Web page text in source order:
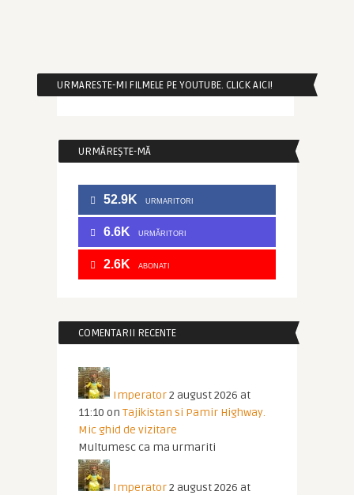
URMARESTE-MI FILMELE PE YOUTUBE. CLICK AICI!
URMĂREȘTE-MĂ
52.9K URMARITORI
6.6K URMĂRITORI
2.6K ABONATI
COMENTARII RECENTE
Imperator2 august 2026 at
11:10 on Tajikistan si Pamir Highway.
Mic ghid de vizitare
Multumesc ca ma urmariti
Imperator2 august 2026 at